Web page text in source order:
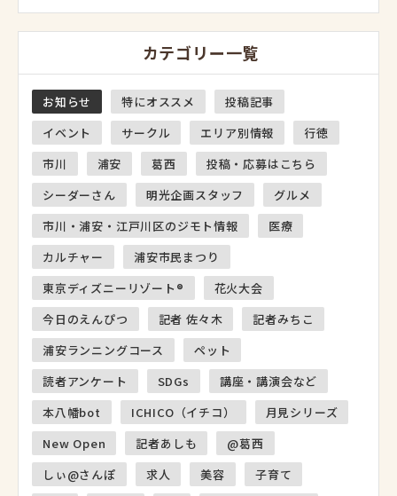
カテゴリー一覧
お知らせ 特にオススメ
投稿記事
イベント
サークル エリア別情報
行徳
市川
浦安 葛西
投稿・応募はこちら
シーダーさん
明光企画スタッフ
グルメ
市川・浦安・江戸川区のジモト情報
医療
カルチャー
浦安市民まつり
東京ディズニーリゾート®
花火大会
今日のえんぴつ
記者 佐々木
記者みちこ
浦安ランニングコース
ペット
読者アンケート
SDGs
講座・講演会など
本八幡bot
ICHICO（イチコ）
月見シリーズ
New Open
記者あしも
@葛西
しぃ@さんぽ
求人 美容
子育て